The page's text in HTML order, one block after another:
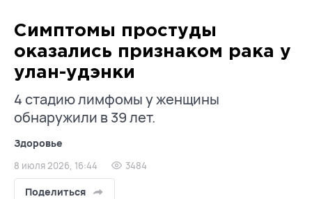
Симптомы простуды
оказались признаком рака у
улан-удэнки
4 стадию лимфомы у женщины
обнаружили в 39 лет.
Здоровье
8 июля 2026, 16:44 3484
Поделиться